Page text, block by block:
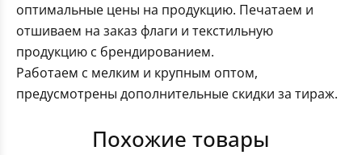
оптимальные цены на продукцию. Печатаем и
отшиваем на заказ флаги и текстильную
продукцию с брендированием.
Работаем с мелким и крупным оптом,
предусмотрены дополнительные скидки за тираж.
Похожие товары